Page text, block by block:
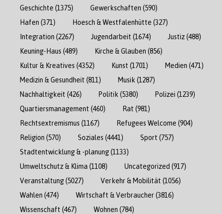
Geschichte (1375) Gewerkschaften (590)
Hafen (371) Hoesch & Westfalenhütte (327)
Integration (2267) Jugendarbeit (1674) Justiz(488)
Keuning-Haus (489) Kirche & Glauben (856)
Kultur & Kreatives (4352) Kunst (1701) Medien (471)
Medizin & Gesundheit (811) Musik (1287)
Nachhaltigkeit (426) Politik (5380) Polizei (1239)
Quartiersmanagement (460) Rat (981)
Rechtsextremismus (1167) Refugees Welcome (904)
Religion (570) Soziales (4441) Sport (757)
Stadtentwicklung & -planung(1133)
Umweltschutz & Klima (1108) Uncategorized (917)
Veranstaltung(5027) Verkehr & Mobilität (1056)
Wahlen (474) Wirtschaft & Verbraucher(3816)
Wissenschaft (467) Wohnen (784)